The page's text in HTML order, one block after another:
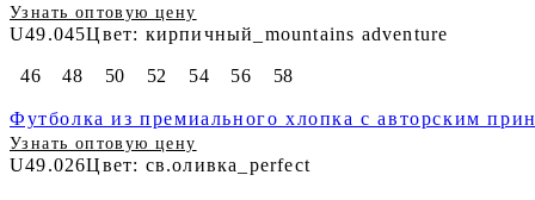
Узнать оптовую цену
U49.045Цвет: кирпичный_mountains adventure
46 48 50 52 54 56 58
Футболка из премиального хлопка с авторским
Узнать оптовую цену
U49.026Цвет: св.оливка_perfect